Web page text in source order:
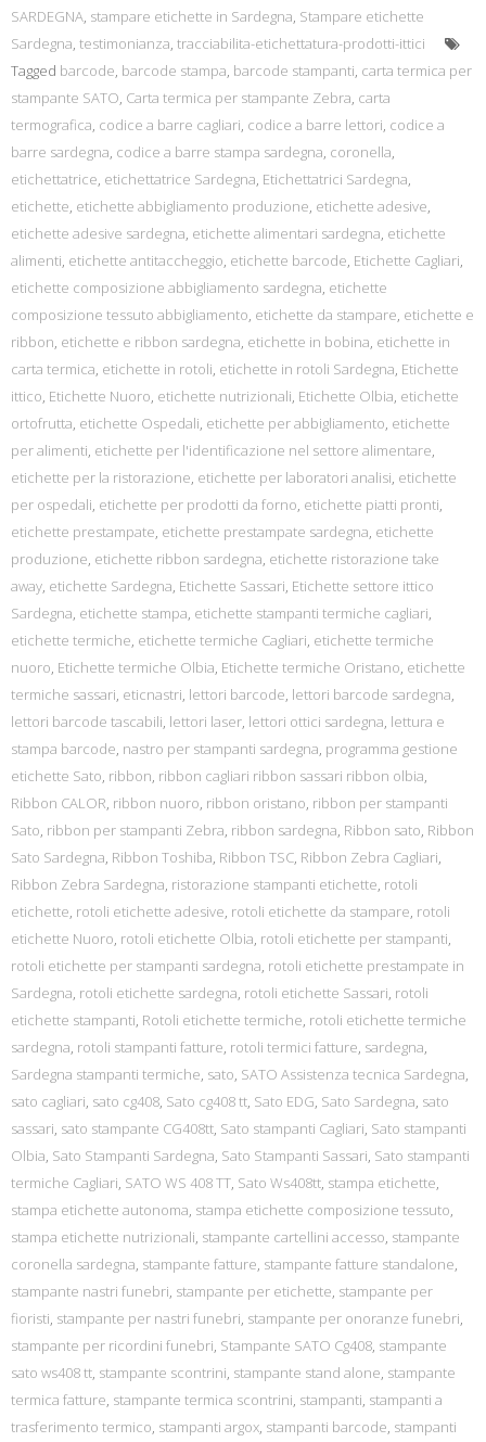
SARDEGNA, stampare etichette in Sardegna, Stampare etichette
Sardegna, testimonianza, tracciabilita-etichettatura-prodotti-ittici
Tagged barcode, barcode stampa, barcode stampanti, carta termica per
stampante SATO, Carta termica per stampante Zebra, carta
termografica, codice a barre cagliari, codice a barre lettori, codice a
barre sardegna, codice a barre stampa sardegna, coronella,
etichettatrice, etichettatrice Sardegna, Etichettatrici Sardegna,
etichette, etichette abbigliamento produzione, etichette adesive,
etichette adesive sardegna, etichette alimentari sardegna, etichette
alimenti, etichette antitaccheggio, etichette barcode, Etichette Cagliari,
etichette composizione abbigliamento sardegna, etichette
composizione tessuto abbigliamento, etichette da stampare, etichette e
ribbon, etichette e ribbon sardegna, etichette in bobina, etichette in
carta termica, etichette in rotoli, etichette in rotoli Sardegna, Etichette
ittico, Etichette Nuoro, etichette nutrizionali, Etichette Olbia, etichette
ortofrutta, etichette Ospedali, etichette per abbigliamento, etichette
per alimenti, etichette per l'identificazione nel settore alimentare,
etichette per la ristorazione, etichette per laboratori analisi, etichette
per ospedali, etichette per prodotti da forno, etichette piatti pronti,
etichette prestampate, etichette prestampate sardegna, etichette
produzione, etichette ribbon sardegna, etichette ristorazione take
away, etichette Sardegna, Etichette Sassari, Etichette settore ittico
Sardegna, etichette stampa, etichette stampanti termiche cagliari,
etichette termiche, etichette termiche Cagliari, etichette termiche
nuoro, Etichette termiche Olbia, Etichette termiche Oristano, etichette
termiche sassari, eticnastri, lettori barcode, lettori barcode sardegna,
lettori barcode tascabili, lettori laser, lettori ottici sardegna, lettura e
stampa barcode, nastro per stampanti sardegna, programma gestione
etichette Sato, ribbon, ribbon cagliari ribbon sassari ribbon olbia,
Ribbon CALOR, ribbon nuoro, ribbon oristano, ribbon per stampanti
Sato, ribbon per stampanti Zebra, ribbon sardegna, Ribbon sato, Ribbon
Sato Sardegna, Ribbon Toshiba, Ribbon TSC, Ribbon Zebra Cagliari,
Ribbon Zebra Sardegna, ristorazione stampanti etichette, rotoli
etichette, rotoli etichette adesive, rotoli etichette da stampare, rotoli
etichette Nuoro, rotoli etichette Olbia, rotoli etichette per stampanti,
rotoli etichette per stampanti sardegna, rotoli etichette prestampate in
Sardegna, rotoli etichette sardegna, rotoli etichette Sassari, rotoli
etichette stampanti, Rotoli etichette termiche, rotoli etichette termiche
sardegna, rotoli stampanti fatture, rotoli termici fatture, sardegna,
Sardegna stampanti termiche, sato, SATO Assistenza tecnica Sardegna,
sato cagliari, sato cg408, Sato cg408 tt, Sato EDG, Sato Sardegna, sato
sassari, sato stampante CG408tt, Sato stampanti Cagliari, Sato stampanti
Olbia, Sato Stampanti Sardegna, Sato Stampanti Sassari, Sato stampanti
termiche Cagliari, SATO WS 408 TT, Sato Ws408tt, stampa etichette,
stampa etichette autonoma, stampa etichette composizione tessuto,
stampa etichette nutrizionali, stampante cartellini accesso, stampante
coronella sardegna, stampante fatture, stampante fatture standalone,
stampante nastri funebri, stampante per etichette, stampante per
fioristi, stampante per nastri funebri, stampante per onoranze funebri,
stampante per ricordini funebri, Stampante SATO Cg408, stampante
sato ws408 tt, stampante scontrini, stampante stand alone, stampante
termica fatture, stampante termica scontrini, stampanti, stampanti a
trasferimento termico, stampanti argox, stampanti barcode, stampanti